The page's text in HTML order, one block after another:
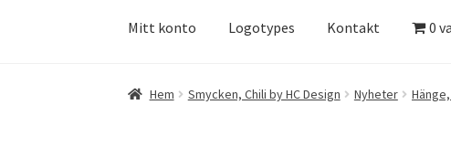
Mitt konto Logotypes Kontakt 0
Hem Aktuell info mm Betalning Integritetspolicy
Hem Smycken, Chili by HC Design Nyheter